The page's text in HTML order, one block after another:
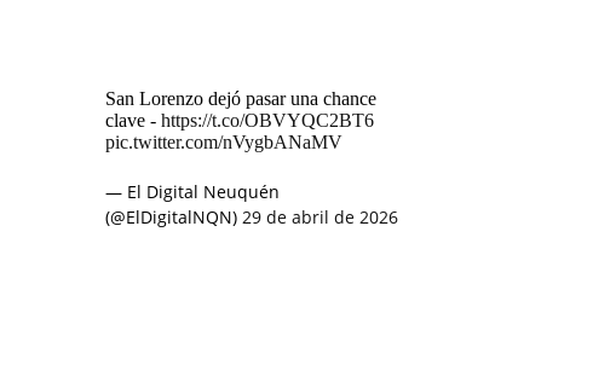
San Lorenzo dejó pasar una chance
clave - https://t.co/OBVYQC2BT6
pic.twitter.com/nVygbANaMV
— El Digital Neuquén
(@ElDigitalNQN) 29 de abril de 2026